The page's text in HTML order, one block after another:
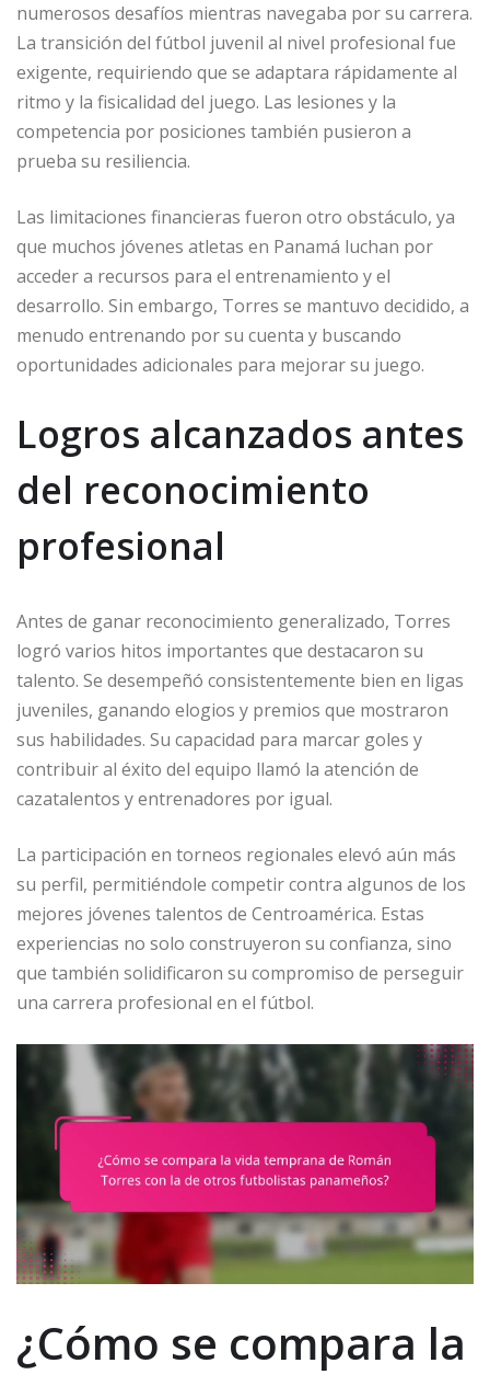
numerosos desafíos mientras navegaba por su carrera.
La transición del fútbol juvenil al nivel profesional fue
exigente, requiriendo que se adaptara rápidamente al
ritmo y la fisicalidad del juego. Las lesiones y la
competencia por posiciones también pusieron a
prueba su resiliencia.
Las limitaciones financieras fueron otro obstáculo, ya
que muchos jóvenes atletas en Panamá luchan por
acceder a recursos para el entrenamiento y el
desarrollo. Sin embargo, Torres se mantuvo decidido, a
menudo entrenando por su cuenta y buscando
oportunidades adicionales para mejorar su juego.
Logros alcanzados antes
del reconocimiento
profesional
Antes de ganar reconocimiento generalizado, Torres
logró varios hitos importantes que destacaron su
talento. Se desempeñó consistentemente bien en ligas
juveniles, ganando elogios y premios que mostraron
sus habilidades. Su capacidad para marcar goles y
contribuir al éxito del equipo llamó la atención de
cazatalentos y entrenadores por igual.
La participación en torneos regionales elevó aún más
su perfil, permitiéndole competir contra algunos de los
mejores jóvenes talentos de Centroamérica. Estas
experiencias no solo construyeron su confianza, sino
que también solidificaron su compromiso de perseguir
una carrera profesional en el fútbol.
¿Cómo se compara la